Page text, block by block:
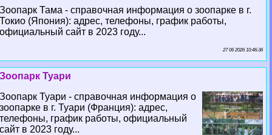
Зоопарк Тама - справочная информация о зоопарке в г.
Токио (Япония): адрес, телефоны, график работы,
официальный сайт в 2023 году...
27 06 2026 10:46:36
Зоопарк Туари
Зоопарк Туари - справочная информация о
зоопарке в г. Туари (Франция): адрес,
телефоны, график работы, официальный
сайт в 2023 году...